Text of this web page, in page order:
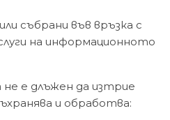
събрани във връзка с
на информационното
е длъжен да изтрие
и обработва: